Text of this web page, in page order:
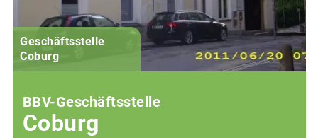
Geschäftsstelle
Coburg
BBV-Geschäftsstelle
Coburg